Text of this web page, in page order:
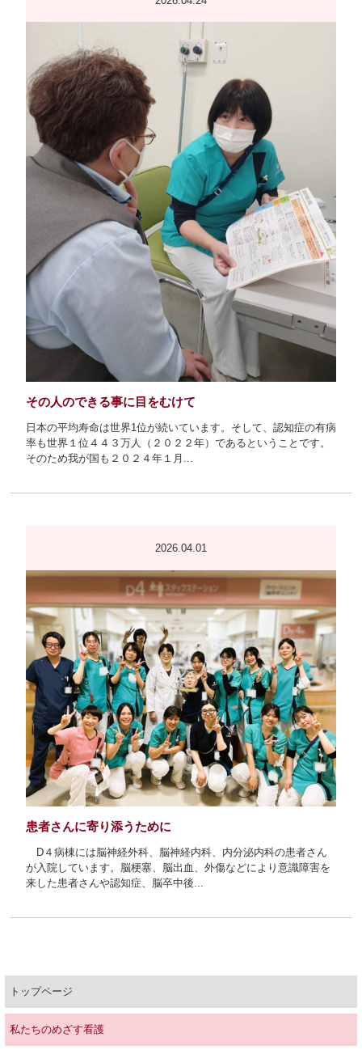
その人のできる事に目をむけて
日本の平均寿命は世界1位が続いています。そして、認知症の有病
率も世界１位４４３万人（２０２２年）であるということです。
そのため我が国も２０２４年１月...
2026.04.01
患者さんに寄り添うために
D４病棟には脳神経外科、脳神経内科、内分泌内科の患者さん
が入院しています。脳梗塞、脳出血、外傷などにより意識障害を
来した患者さんや認知症、脳卒中後...
トップページ
私たちのめざす看護
看護継続教育
クリニカルラダーシステム
院内研修構造図
新人ナース教育
eラーニング
キャリア開発支援
研修会・勉強会
募集要項
正職員（新卒・既卒）募集
臨時職員募集